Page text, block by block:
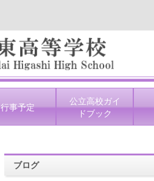
行事予定
公立高校ガイ
ドブック
ブログ